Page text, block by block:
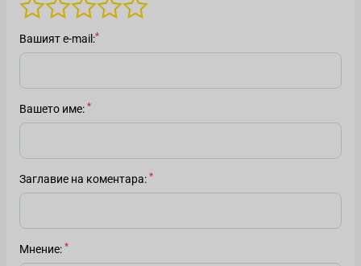
Вашият е-mail
Вашето име
Заглавие на коментара
Мнение